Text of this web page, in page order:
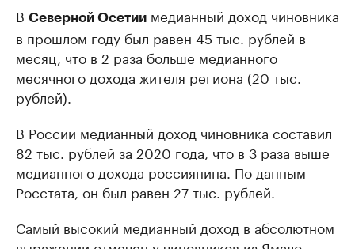
В Северной Осетии медианный доход чиновника
в прошлом году был равен 45 тыс. рублей в
месяц, что в 2 раза больше медианного
месячного дохода жителя региона (20 тыс.
рублей).
В России медианный доход чиновника составил
82 тыс. рублей за 2020 года, что в 3 раза выше
медианного дохода россиянина. По данным
Росстата, он был равен 27 тыс. рублей.
Самый высокий медианный доход в абсолютном